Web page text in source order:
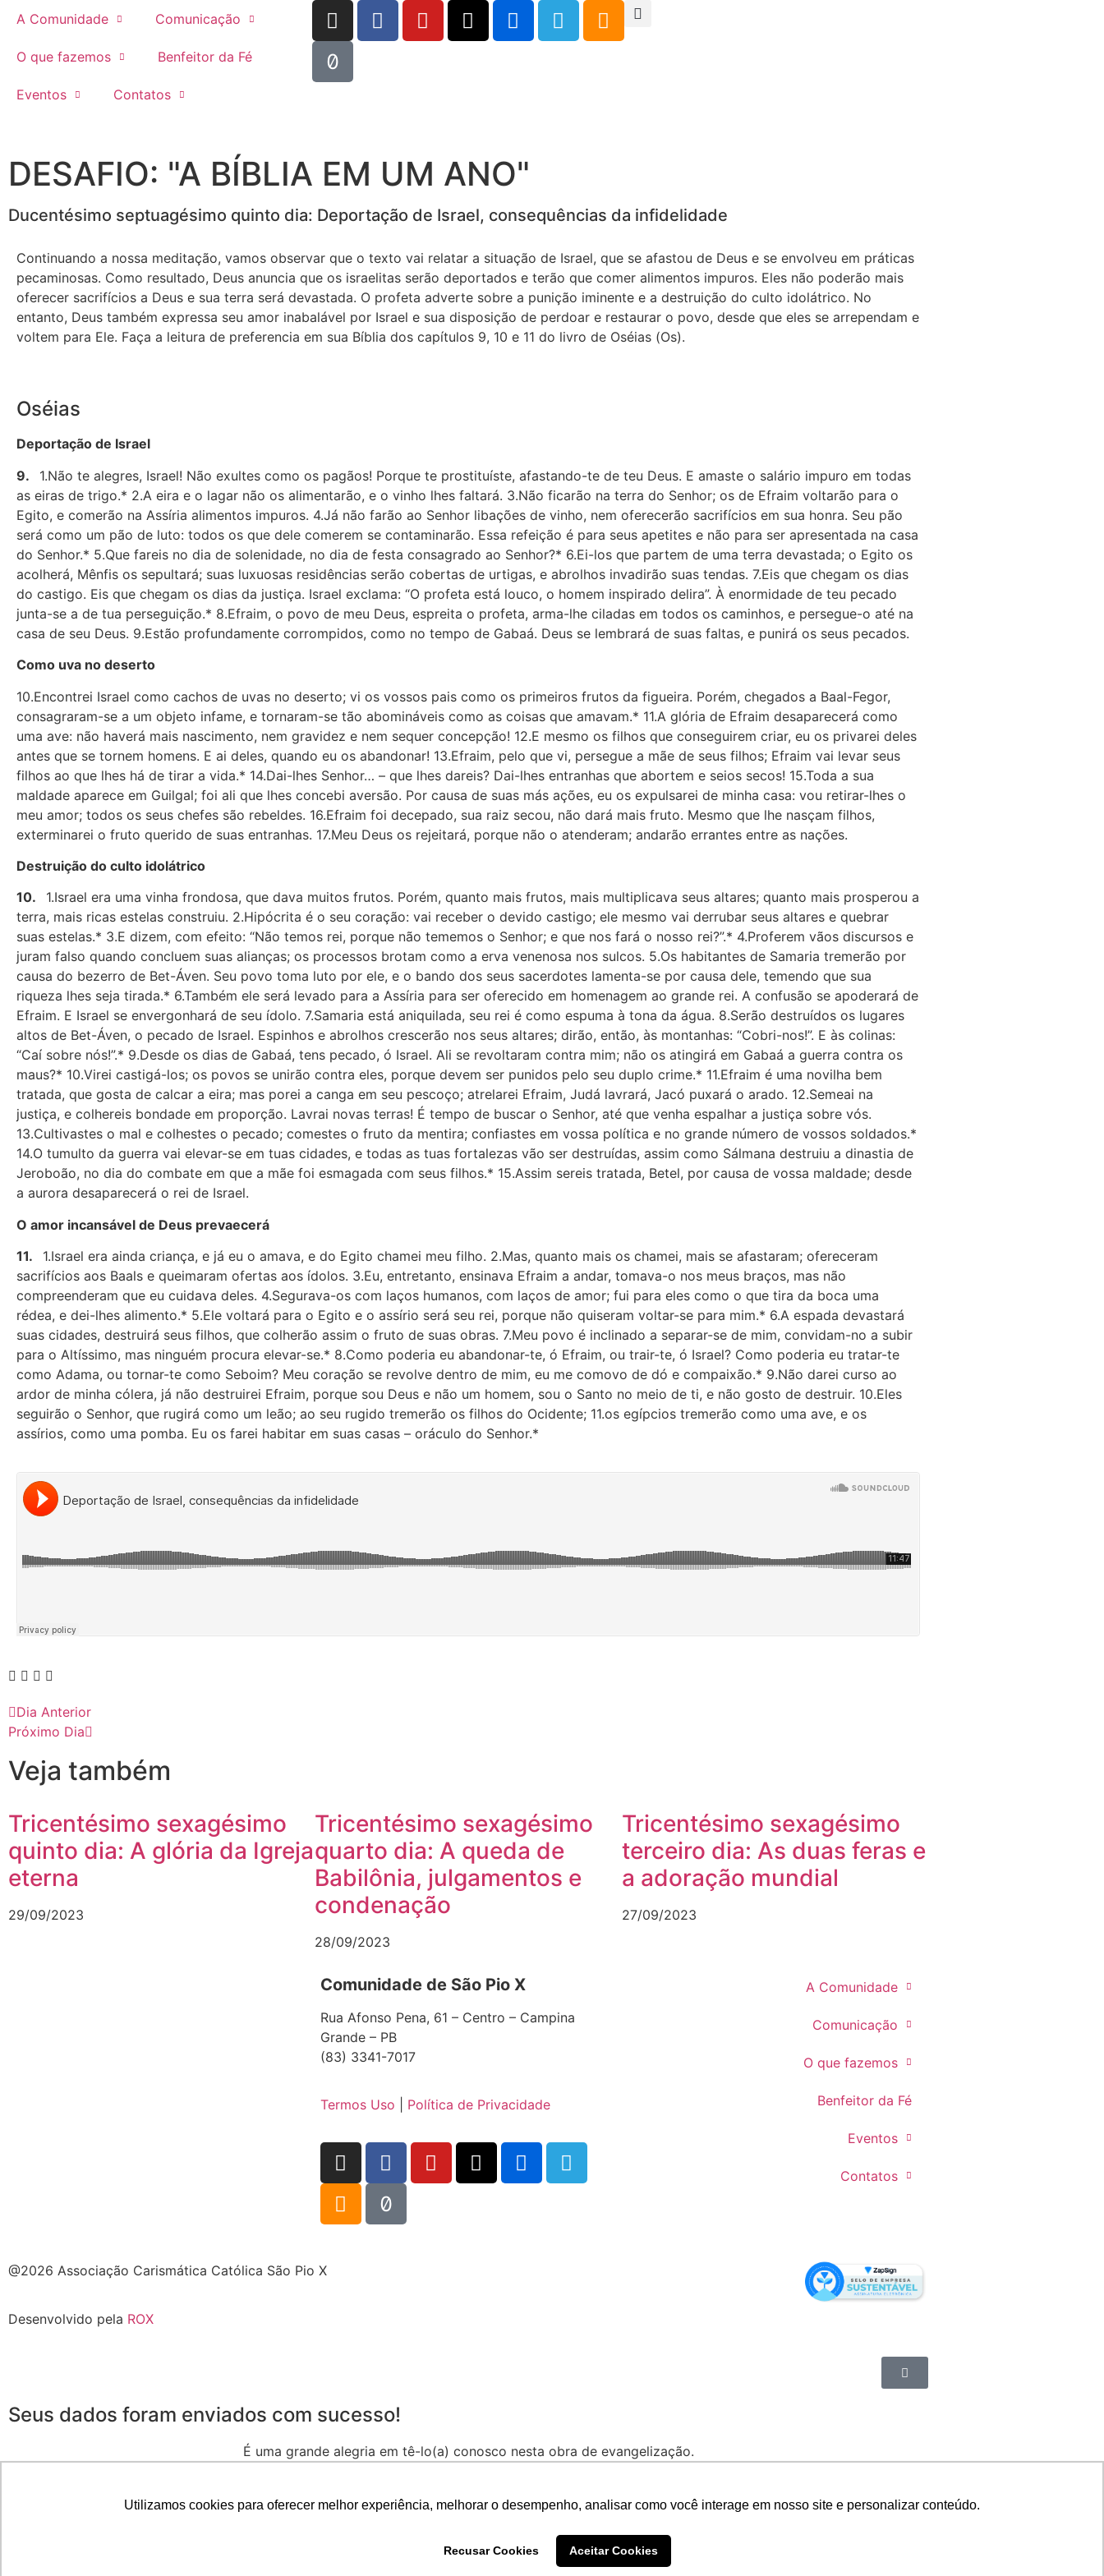
Utilizamos cookies para oferecer melhor experiência, melhorar o desempenho, analisar como você interage em nosso site e personalizar conteúdo.
Recusar Cookies Aceitar Cookies
A Comunidade Comunicação
O que fazemos Benfeitor da Fé
Eventos Contatos
DESAFIO: "A BÍBLIA EM UM ANO"
Ducentésimo septuagésimo quinto dia: Deportação de Israel, consequências da infidelidade
Continuando a nossa meditação, vamos observar que o texto vai relatar a situação de Israel, que se afastou de Deus e se envolveu em práticas
pecaminosas. Como resultado, Deus anuncia que os israelitas serão deportados e terão que comer alimentos impuros. Eles não poderão mais
oferecer sacrifícios a Deus e sua terra será devastada. O profeta adverte sobre a punição iminente e a destruição do culto idolátrico. No
entanto, Deus também expressa seu amor inabalável por Israel e sua disposição de perdoar e restaurar o povo, desde que eles se arrependam e
voltem para Ele. Faça a leitura de preferencia em sua Bíblia dos capítulos 9, 10 e 11 do livro de Oséias (Os).
Oséias
Deportação de Israel
9. 1.Não te alegres, Israel! Não exultes como os pagãos! Porque te prostituíste, afastando-te de teu Deus. E amaste o salário impuro em todas
as eiras de trigo.* 2.A eira e o lagar não os alimentarão, e o vinho lhes faltará. 3.Não ficarão na terra do Senhor; os de Efraim voltarão para o
Egito, e comerão na Assíria alimentos impuros. 4.Já não farão ao Senhor libações de vinho, nem oferecerão sacrifícios em sua honra. Seu pão
será como um pão de luto: todos os que dele comerem se contaminarão. Essa refeição é para seus apetites e não para ser apresentada na casa
do Senhor.* 5.Que fareis no dia de solenidade, no dia de festa consagrado ao Senhor?* 6.Ei-los que partem de uma terra devastada; o Egito os
acolherá, Mênfis os sepultará; suas luxuosas residências serão cobertas de urtigas, e abrolhos invadirão suas tendas. 7.Eis que chegam os dias
do castigo. Eis que chegam os dias da justiça. Israel exclama: “O profeta está louco, o homem inspirado delira”. À enormidade de teu pecado
junta-se a de tua perseguição.* 8.Efraim, o povo de meu Deus, espreita o profeta, arma-lhe ciladas em todos os caminhos, e persegue-o até na
casa de seu Deus. 9.Estão profundamente corrompidos, como no tempo de Gabaá. Deus se lembrará de suas faltas, e punirá os seus pecados.
Como uva no deserto
10.Encontrei Israel como cachos de uvas no deserto; vi os vossos pais como os primeiros frutos da figueira. Porém, chegados a Baal-Fegor,
consagraram-se a um objeto infame, e tornaram-se tão abomináveis como as coisas que amavam.* 11.A glória de Efraim desaparecerá como
uma ave: não haverá mais nascimento, nem gravidez e nem sequer concepção! 12.E mesmo os filhos que conseguirem criar, eu os privarei deles
antes que se tornem homens. E ai deles, quando eu os abandonar! 13.Efraim, pelo que vi, persegue a mãe de seus filhos; Efraim vai levar seus
filhos ao que lhes há de tirar a vida.* 14.Dai-lhes Senhor… – que lhes dareis? Dai-lhes entranhas que abortem e seios secos! 15.Toda a sua
maldade aparece em Guilgal; foi ali que lhes concebi aversão. Por causa de suas más ações, eu os expulsarei de minha casa: vou retirar-lhes o
meu amor; todos os seus chefes são rebeldes. 16.Efraim foi decepado, sua raiz secou, não dará mais fruto. Mesmo que lhe nasçam filhos,
exterminarei o fruto querido de suas entranhas. 17.Meu Deus os rejeitará, porque não o atenderam; andarão errantes entre as nações.
Destruição do culto idolátrico
10. 1.Israel era uma vinha frondosa, que dava muitos frutos. Porém, quanto mais frutos, mais multiplicava seus altares; quanto mais prosperou a
terra, mais ricas estelas construiu. 2.Hipócrita é o seu coração: vai receber o devido castigo; ele mesmo vai derrubar seus altares e quebrar
suas estelas.* 3.E dizem, com efeito: “Não temos rei, porque não tememos o Senhor; e que nos fará o nosso rei?”.* 4.Proferem vãos discursos e
juram falso quando concluem suas alianças; os processos brotam como a erva venenosa nos sulcos. 5.Os habitantes de Samaria tremerão por
causa do bezerro de Bet-Áven. Seu povo toma luto por ele, e o bando dos seus sacerdotes lamenta-se por causa dele, temendo que sua
riqueza lhes seja tirada.* 6.Também ele será levado para a Assíria para ser oferecido em homenagem ao grande rei. A confusão se apoderará de
Efraim. E Israel se envergonhará de seu ídolo. 7.Samaria está aniquilada, seu rei é como espuma à tona da água. 8.Serão destruídos os lugares
altos de Bet-Áven, o pecado de Israel. Espinhos e abrolhos crescerão nos seus altares; dirão, então, às montanhas: “Cobri-nos!”. E às colinas:
“Caí sobre nós!”.* 9.Desde os dias de Gabaá, tens pecado, ó Israel. Ali se revoltaram contra mim; não os atingirá em Gabaá a guerra contra os
maus?* 10.Virei castigá-los; os povos se unirão contra eles, porque devem ser punidos pelo seu duplo crime.* 11.Efraim é uma novilha bem
tratada, que gosta de calcar a eira; mas porei a canga em seu pescoço; atrelarei Efraim, Judá lavrará, Jacó puxará o arado. 12.Semeai na
justiça, e colhereis bondade em proporção. Lavrai novas terras! É tempo de buscar o Senhor, até que venha espalhar a justiça sobre vós.
13.Cultivastes o mal e colhestes o pecado; comestes o fruto da mentira; confiastes em vossa política e no grande número de vossos soldados.*
14.O tumulto da guerra vai elevar-se em tuas cidades, e todas as tuas fortalezas vão ser destruídas, assim como Sálmana destruiu a dinastia de
Jeroboão, no dia do combate em que a mãe foi esmagada com seus filhos.* 15.Assim sereis tratada, Betel, por causa de vossa maldade; desde
a aurora desaparecerá o rei de Israel.
O amor incansável de Deus prevaecerá
11. 1.Israel era ainda criança, e já eu o amava, e do Egito chamei meu filho. 2.Mas, quanto mais os chamei, mais se afastaram; ofereceram
sacrifícios aos Baals e queimaram ofertas aos ídolos. 3.Eu, entretanto, ensinava Efraim a andar, tomava-o nos meus braços, mas não
compreenderam que eu cuidava deles. 4.Segurava-os com laços humanos, com laços de amor; fui para eles como o que tira da boca uma
rédea, e dei-lhes alimento.* 5.Ele voltará para o Egito e o assírio será seu rei, porque não quiseram voltar-se para mim.* 6.A espada devastará
suas cidades, destruirá seus filhos, que colherão assim o fruto de suas obras. 7.Meu povo é inclinado a separar-se de mim, convidam-no a subir
para o Altíssimo, mas ninguém procura elevar-se.* 8.Como poderia eu abandonar-te, ó Efraim, ou trair-te, ó Israel? Como poderia eu tratar-te
como Adama, ou tornar-te como Seboim? Meu coração se revolve dentro de mim, eu me comovo de dó e compaixão.* 9.Não darei curso ao
ardor de minha cólera, já não destruirei Efraim, porque sou Deus e não um homem, sou o Santo no meio de ti, e não gosto de destruir. 10.Eles
seguirão o Senhor, que rugirá como um leão; ao seu rugido tremerão os filhos do Ocidente; 11.os egípcios tremerão como uma ave, e os
assírios, como uma pomba. Eu os farei habitar em suas casas – oráculo do Senhor.*
Dia Anterior
Próximo Dia
Veja também
Tricentésimo sexagésimo
quinto dia: A glória da Igreja
eterna
29/09/2023
Tricentésimo sexagésimo
quarto dia: A queda de
Babilônia, julgamentos e
condenação
28/09/2023
Tricentésimo sexagésimo
terceiro dia: As duas feras e
a adoração mundial
27/09/2023
Comunidade de São Pio X
Rua Afonso Pena, 61 – Centro – Campina
Grande – PB
(83) 3341-7017
Termos Uso Política de Privacidade
A Comunidade
Comunicação
O que fazemos
Benfeitor da Fé
Eventos
Contatos
@2026 Associação Carismática Católica São Pio X
Desenvolvido pela ROX
Seus dados foram enviados com sucesso!
É uma grande alegria em tê-lo(a) conosco nesta obra de evangelização.
Duvidas, fale conosco pelo e-mail voluntarios@piox.org.br ou no tel.: (83) 3341-7017